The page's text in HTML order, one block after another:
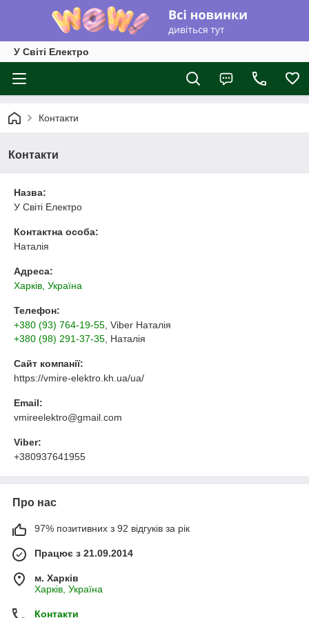
У Світі Електро
Контакти
Контакти
Назва:
У Світі Електро
Контактна особа:
Наталія
Адреса:
Харків, Україна
Телефон:
+380 (93) 764-19-55 , Viber Наталія
+380 (98) 291-37-35 , Наталія
Сайт компанії:
https://vmire-elektro.kh.ua/ua/
Email:
vmireelektro@gmail.com
Viber:
+380937641955
Про нас
97% позитивних з 92 відгуків за рік
Працює з 21.09.2014
м. Харків
Харків, Україна
Контакти